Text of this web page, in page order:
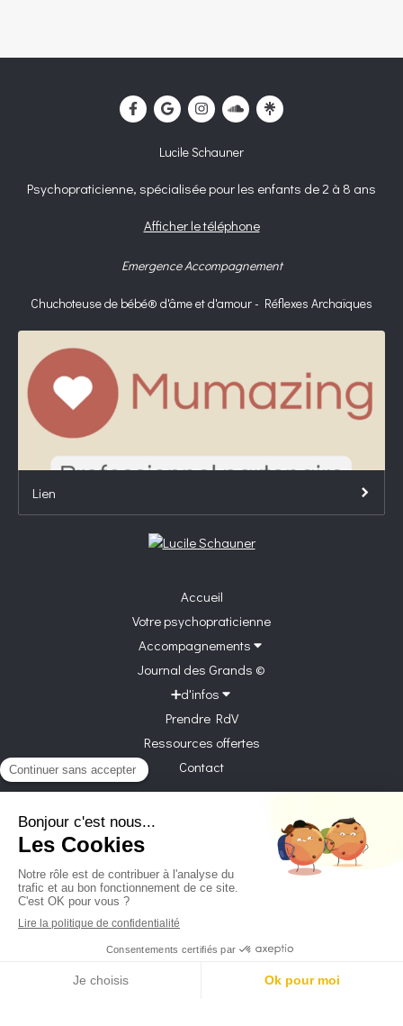
Lucile Schauner
Psychopraticienne, spécialisée pour les enfants de 2 à 8 ans
Afficher le téléphone
Emergence Accompagnement
Chuchoteuse de bébé® d'âme et d'amour - Réflexes Archaïques
Lien
Accueil
Votre psychopraticienne
Accompagnements
Journal des Grands ©
➕d'infos
Prendre RdV
Ressources offertes
Contact
Givors, Ternay, Grigny, Saint-Symphorien-d'Ozon, Saint-
Maurice-l'Exil, Vernaison, Charly, Feyzin, Corbas, Lyon
Plan du site
Création et référencement du site par Simplébo